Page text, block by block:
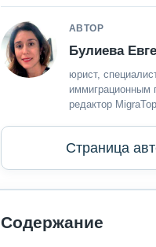
АВТОР
Булиева
юрист,
иммиграционным
редактор MigraTop
Страница
Содержание